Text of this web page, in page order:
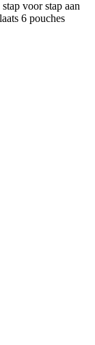
voor stap aan
6 pouches